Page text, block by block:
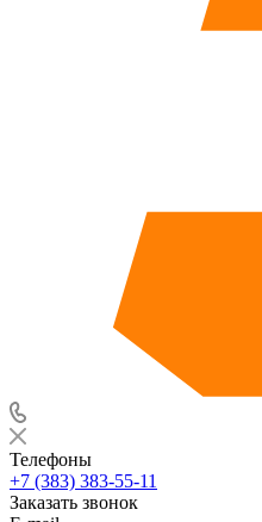
Телефоны
+7 (383) 383-55-11
Заказать звонок